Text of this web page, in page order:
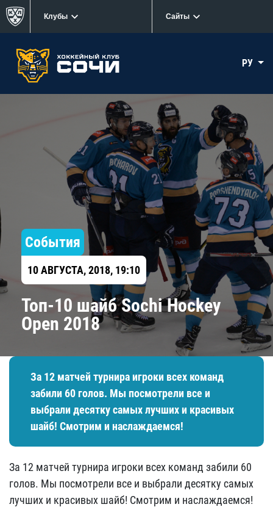
Клубы Сайты
РУ
События
10 АВГУСТА, 2018, 19:10
Топ-10 шайб Sochi Hockey
Open 2018
За 12 матчей турнира игроки всех команд
забили 60 голов. Мы посмотрели все и
выбрали десятку самых лучших и красивых
шайб! Смотрим и наслаждаемся!
За 12 матчей турнира игроки всех команд забили 60
голов. Мы посмотрели все и выбрали десятку самых
лучших и красивых шайб! Смотрим и наслаждаемся!